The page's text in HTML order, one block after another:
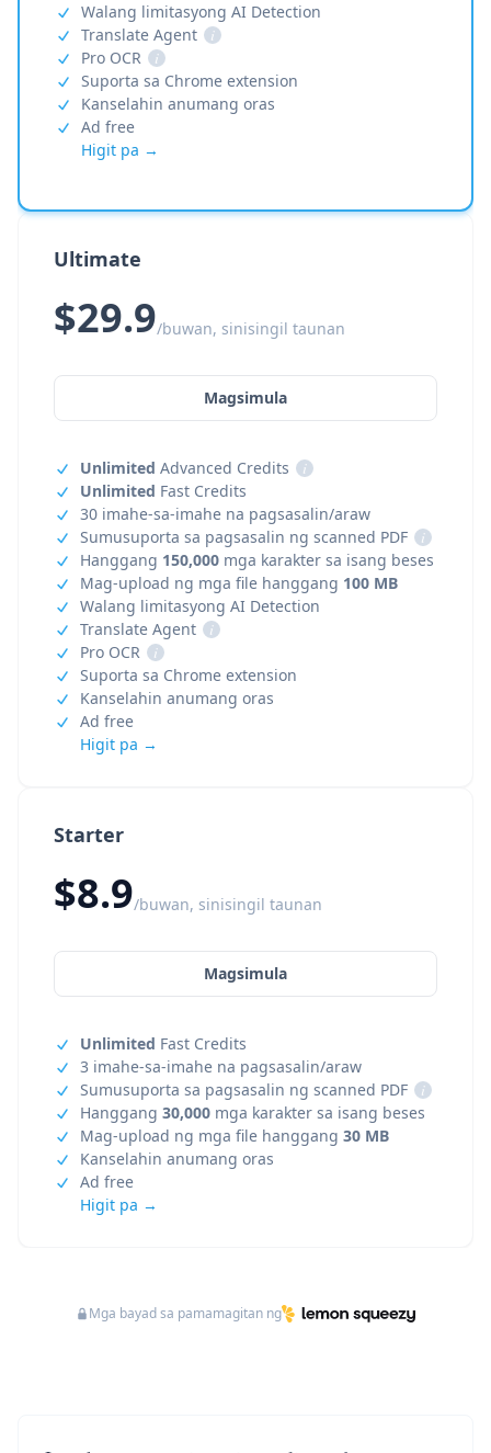
Starter
$8.9/buwan, sinisingil taunan
Magsimula
Unlimited Fast Credits
3 imahe-sa-imahe na pagsasalin/araw
Sumusuporta sa pagsasalin ng scanned PDF
i
Hanggang 30,000 mga karakter sa isang beses
Mag-upload ng mga file hanggang 30 MB
Kanselahin anumang oras
Ad free
Higit pa →
Walang limitasyong AI Detection
Translate Agent
i
Pro OCR
i
Suporta sa Chrome extension
Kanselahin anumang oras
Ad free
Higit pa →
Ultimate
$29.9/buwan, sinisingil taunan
Magsimula
Unlimited Advanced Credits
i
Unlimited Fast Credits
30 imahe-sa-imahe na pagsasalin/araw
Sumusuporta sa pagsasalin ng scanned PDF
i
Hanggang 150,000 mga karakter sa isang beses
Mag-upload ng mga file hanggang 100 MB
Walang limitasyong AI Detection
Translate Agent
i
Pro OCR
i
Suporta sa Chrome extension
Kanselahin anumang oras
Ad free
Higit pa →
Mga bayad sa pamamagitan ng